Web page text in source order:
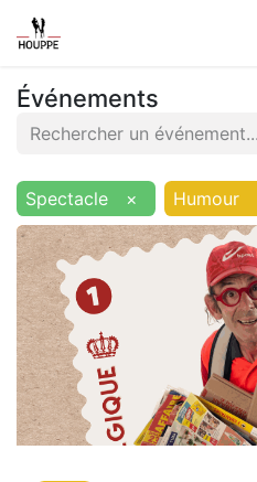
Événements
Spectacle × Humour